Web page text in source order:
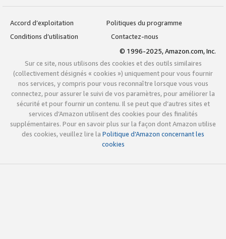
Accord d’exploitation
Politiques du programme
Conditions d’utilisation
Contactez-nous
© 1996-2025, Amazon.com, Inc.
Sur ce site, nous utilisons des cookies et des outils similaires
(collectivement désignés « cookies ») uniquement pour vous fournir
nos services, y compris pour vous reconnaître lorsque vous vous
connectez, pour assurer le suivi de vos paramètres, pour améliorer la
sécurité et pour fournir un contenu. Il se peut que d’autres sites et
services d’Amazon utilisent des cookies pour des finalités
supplémentaires. Pour en savoir plus sur la façon dont Amazon utilise
des cookies, veuillez lire la Politique d’Amazon concernant les
cookies